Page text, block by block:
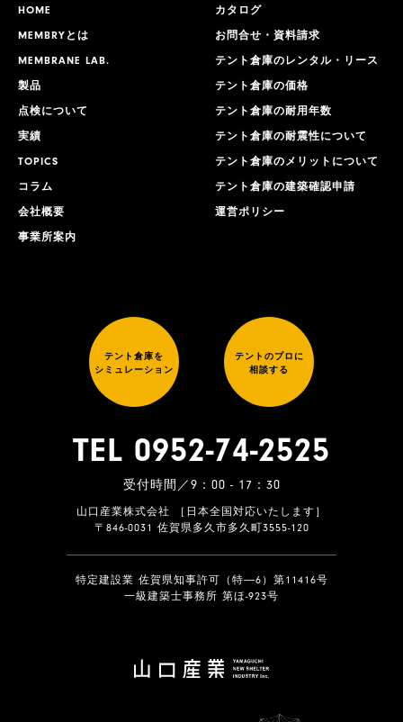
HOME
MEMBRYとは
MEMBRANE LAB.
製品
点検について
実績
TOPICS
コラム
会社概要
事業所案内
カタログ
お問合せ・資料請求
テント倉庫のレンタル・リース
テント倉庫の価格
テント倉庫の耐用年数
テント倉庫の耐震性について
テント倉庫のメリットについて
テント倉庫の建築確認申請
運営ポリシー
テント倉庫を
シミュレーション
テントのプロに
相談する
TEL 0952-74-2525
受付時間／9：00 - 17：30
山口産業株式会社 ［日本全国対応いたします］
〒846-0031 佐賀県多久市多久町3555-120
特定建設業 佐賀県知事許可（特―6）第11416号
一級建築士事務所 第ほ-923号